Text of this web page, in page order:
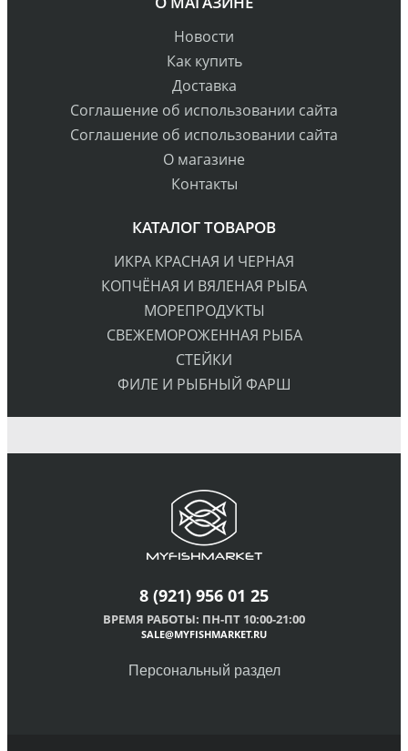
Новости
Как купить
Доставка
Cоглашение об использовании сайта
Cоглашение об использовании сайта
О магазине
Контакты
КАТАЛОГ ТОВАРОВ
ИКРА КРАСНАЯ И ЧЕРНАЯ
КОПЧЁНАЯ И ВЯЛЕНАЯ РЫБА
МОРЕПРОДУКТЫ
СВЕЖЕМОРОЖЕННАЯ РЫБА
СТЕЙКИ
ФИЛЕ И РЫБНЫЙ ФАРШ
8 (921) 956 01 25
ВРЕМЯ РАБОТЫ: ПН-ПТ 10:00-21:00
SALE@MYFISHMARKET.RU
Персональный раздел